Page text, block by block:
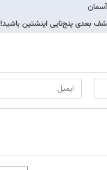
بعدی پنج‌تایی اینشتین باشید!